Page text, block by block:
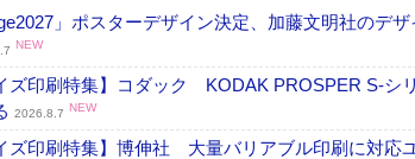
」ポスターデザイン決定、加藤文明社のデ
NEW
ズ印刷特集】コダック KODAK PROSPER S-
2026.8.7 NEW
ズ印刷特集】博伸社 大量バリアブル印刷に対応